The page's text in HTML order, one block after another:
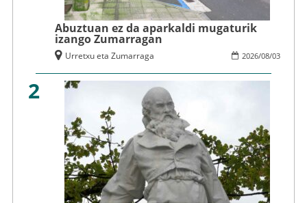
Abuztuan ez da aparkaldi mugaturik
izango Zumarragan
2026/08/03
Urretxu eta Zumarraga
2